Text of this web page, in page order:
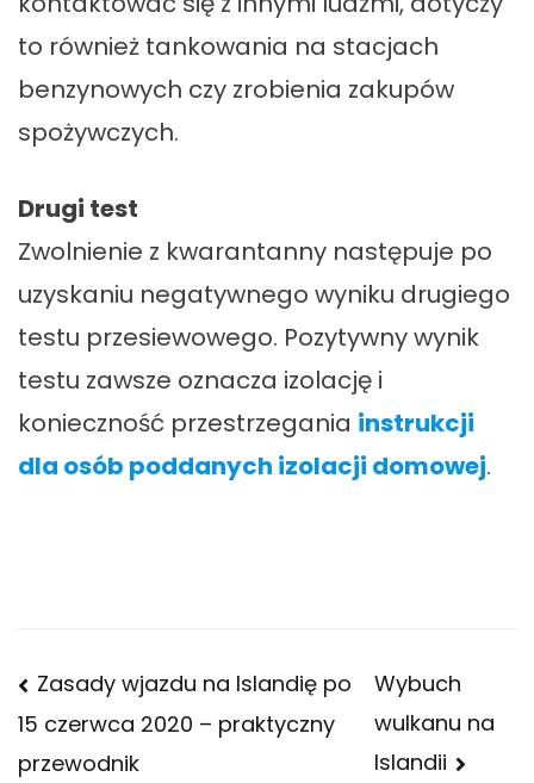
to również tankowania na stacjach
benzynowych czy zrobienia zakupów
spożywczych.
Drugi test
Zwolnienie z kwarantanny następuje po
uzyskaniu negatywnego wyniku drugiego
testu przesiewowego. Pozytywny wynik
testu zawsze oznacza izolację i
konieczność przestrzegania instrukcji
dla osób poddanych izolacji domowej.
Nawigacja
wpisu
Zasady wjazdu na Islandię po
15 czerwca 2020 – praktyczny
przewodnik
Wybuch
wulkanu na
Islandii